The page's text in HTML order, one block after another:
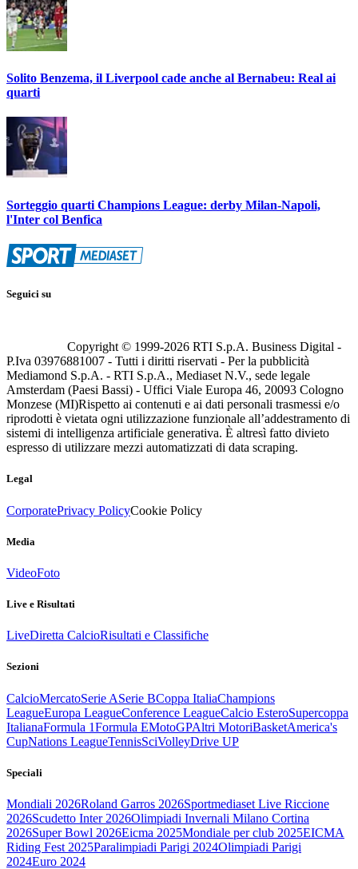
Solito Benzema, il Liverpool cade anche al Bernabeu: Real ai
quarti
Sorteggio quarti Champions League: derby Milan-Napoli,
l'Inter col Benfica
Seguici su
Copyright © 1999-2026 RTI S.p.A. Business Digital -
P.Iva 03976881007 - Tutti i diritti riservati - Per la pubblicità
Mediamond S.p.A. - RTI S.p.A., Mediaset N.V., sede legale
Amsterdam (Paesi Bassi) - Uffici Viale Europa 46, 20093 Cologno
Monzese (MI)Rispetto ai contenuti e ai dati personali trasmessi e/o
riprodotti è vietata ogni utilizzazione funzionale all’addestramento di
sistemi di intelligenza artificiale generativa. È altresì fatto divieto
espresso di utilizzare mezzi automatizzati di data scraping.
Legal
CorporatePrivacy PolicyCookie Policy
Media
VideoFoto
Live e Risultati
LiveDiretta CalcioRisultati e Classifiche
Sezioni
CalcioMercatoSerie ASerie BCoppa ItaliaChampions
LeagueEuropa LeagueConference LeagueCalcio EsteroSupercoppa
ItalianaFormula 1Formula EMotoGPAltri MotoriBasketAmerica's
CupNations LeagueTennisSciVolleyDrive UP
Speciali
Mondiali 2026Roland Garros 2026Sportmediaset Live Riccione
2026Scudetto Inter 2026Olimpiadi Invernali Milano Cortina
2026Super Bowl 2026Eicma 2025Mondiale per club 2025EICMA
Riding Fest 2025Paralimpiadi Parigi 2024Olimpiadi Parigi
2024Euro 2024